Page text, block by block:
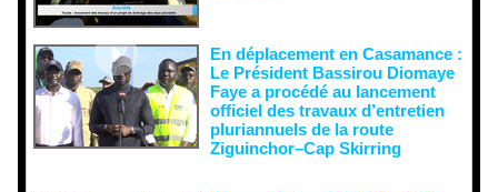
En déplacement en Casamance :
Le Président Bassirou Diomaye
Faye a procédé au lancement
officiel des travaux d’entretien
pluriannuels de la route
Ziguinchor–Cap Skirring